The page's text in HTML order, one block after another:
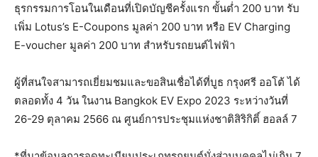
ธุรกรรมการโอนในเดือนที่เปิดบัญชีครั้งแรก ขั้นต่ำ 200 บาท รับ
เพิ่ม Lotus’s E-Coupons มูลค่า 200 บาท หรือ EV Charging
E-voucher มูลค่า 200 บาท สำหรับรถยนต์ไฟฟ้า
ผู้ที่สนใจสามารถเยี่ยมชมและขอสินเชื่อได้ที่บูธ กรุงศรี ออโต้ ได้
ตลอดทั้ง 4 วัน ในงาน Bangkok EV Expo 2023 ระหว่างวันที่
26-29 ตุลาคม 2566 ณ ศูนย์การประชุมแห่งชาติสิริกิติ์ ฮอลล์ 7